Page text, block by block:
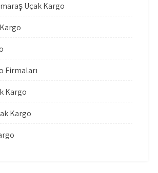
Uçak Kargo
Firmaları
Kargo
Kargo